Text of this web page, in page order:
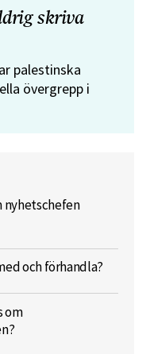
skriva
palestinska
övergrepp i
nyhetschefen
och förhandla?
om